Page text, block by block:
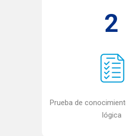
2
Prueba de
lógica